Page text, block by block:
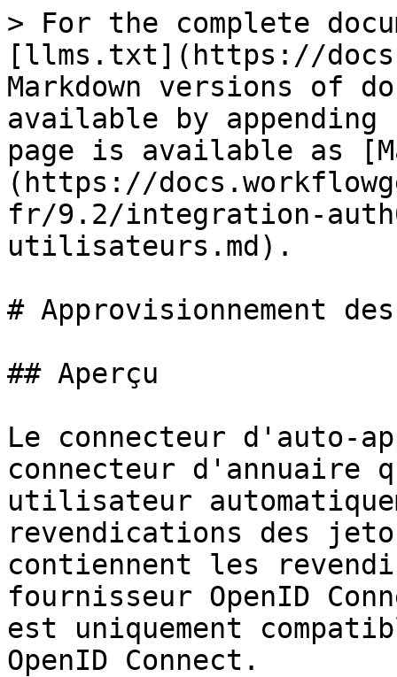
> For the complete
[llms.txt](https://
Markdown versions of
available by
page is available as
(https://
fr/9.2/integration-
utilisateurs.md).
# Approvisionnement
## Aperçu
Le connecteur d'auto-
connecteur d'annuaire
utilisateur
revendications des
contiennent les
fournisseur OpenID
est uniquement
OpenID Connect.